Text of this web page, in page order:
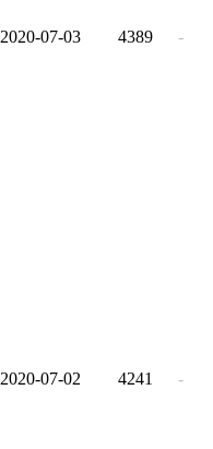
2020-07-03 4389 -
2020-07-02 4241 -